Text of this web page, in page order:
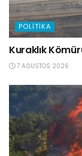
POLITIKA
Kuraklık
7 AĞUSTOS 2026